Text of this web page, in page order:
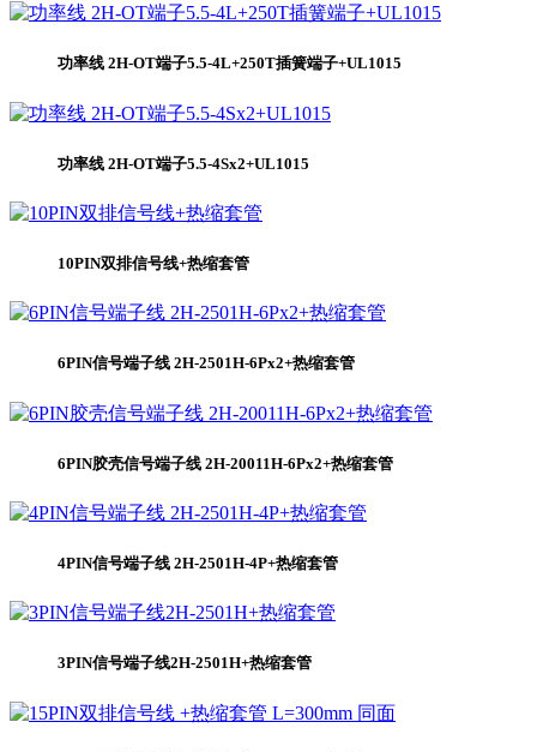
功率线 2H-OT端子5.5-4L+250T插簧端子+UL1015
功率线 2H-OT端子5.5-4Sx2+UL1015
10PIN双排信号线+热缩套管
6PIN信号端子线 2H-2501H-6Px2+热缩套管
6PIN胶壳信号端子线 2H-20011H-6Px2+热缩套管
4PIN信号端子线 2H-2501H-4P+热缩套管
3PIN信号端子线2H-2501H+热缩套管